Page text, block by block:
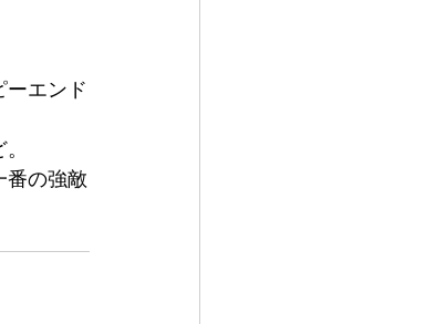
エンド
番の強敵